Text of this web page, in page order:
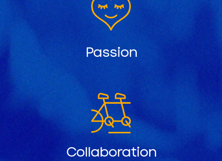
Passion
Collaboration